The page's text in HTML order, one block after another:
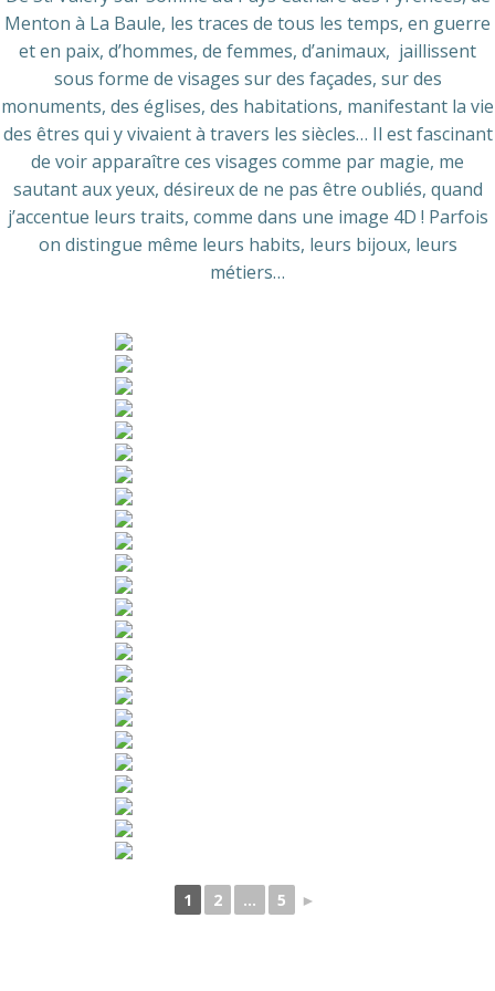
Menton à La Baule, les traces de tous les temps, en guerre
et en paix, d’hommes, de femmes, d’animaux, jaillissent
sous forme de visages sur des façades, sur des
monuments, des églises, des habitations, manifestant la vie
des êtres qui y vivaient à travers les siècles… Il est fascinant
de voir apparaître ces visages comme par magie, me
sautant aux yeux, désireux de ne pas être oubliés, quand
j’accentue leurs traits, comme dans une image 4D ! Parfois
on distingue même leurs habits, leurs bijoux, leurs
métiers…
1 2 ... 5 ►